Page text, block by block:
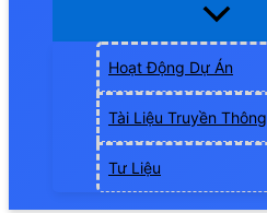
Hoạt Động Dự Án
Tài Liệu Truyền Thông
Tư Liệu